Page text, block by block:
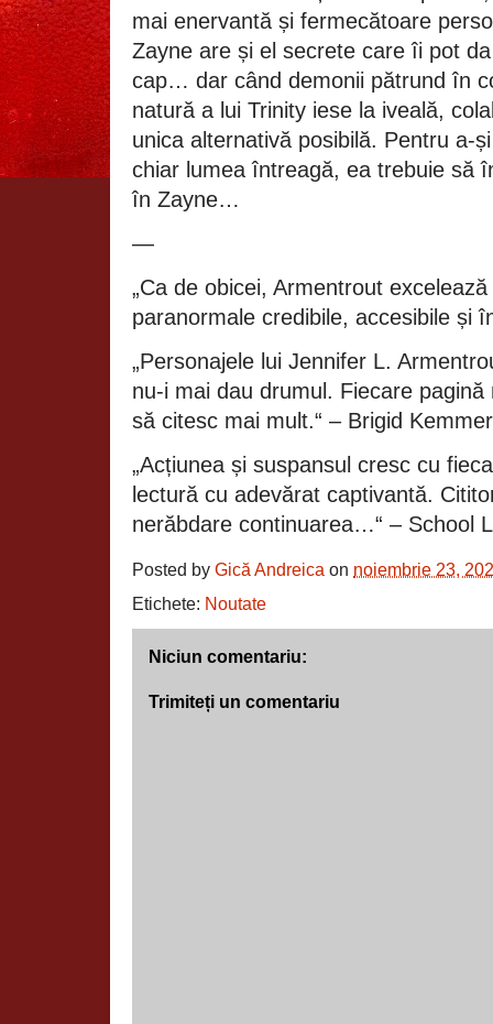
mai enervantă și fermecătoare
Zayne are și el secrete care îi pot
cap… dar când demonii pătrund în
natură a lui Trinity iese la iveală,
unica alternativă posibilă. Pentru a-
chiar lumea întreagă, ea trebuie să
în Zayne…
—
„Ca de obicei, Armentrout
paranormale credibile, accesibile și
„Personajele lui Jennifer L.
nu-i mai dau drumul. Fiecare
să citesc mai mult.“ – Brigid
„Acțiunea și suspansul cresc cu
lectură cu adevărat captivantă.
nerăbdare continuarea…“ – School
Posted by Gică Andreica on noiembrie 23,
Etichete: Noutate
Niciun comentariu:
Trimiteți un comentariu